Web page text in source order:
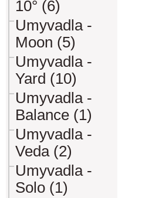
10° (6)
Umyvadla -
Moon (5)
Umyvadla -
Yard (10)
Umyvadla -
Balance (1)
Umyvadla -
Veda (2)
Umyvadla -
Solo (1)